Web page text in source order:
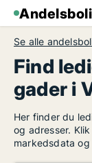
Se alle
Find
gader i
Her finder du
og adresser.
markedsdata